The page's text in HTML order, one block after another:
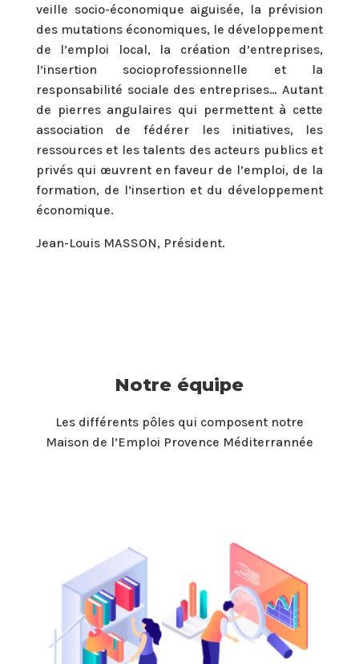
veille socio-économique aiguisée, la prévision
des mutations économiques, le développement
de l’emploi local, la création d’entreprises,
l’insertion socioprofessionnelle et la
responsabilité sociale des entreprises… Autant
de pierres angulaires qui permettent à cette
association de fédérer les initiatives, les
ressources et les talents des acteurs publics et
privés qui œuvrent en faveur de l’emploi, de la
formation, de l’insertion et du développement
économique.
Jean-Louis MASSON, Président.
Notre équipe
Les différents pôles qui composent notre
Maison de l’Emploi Provence Méditerrannée